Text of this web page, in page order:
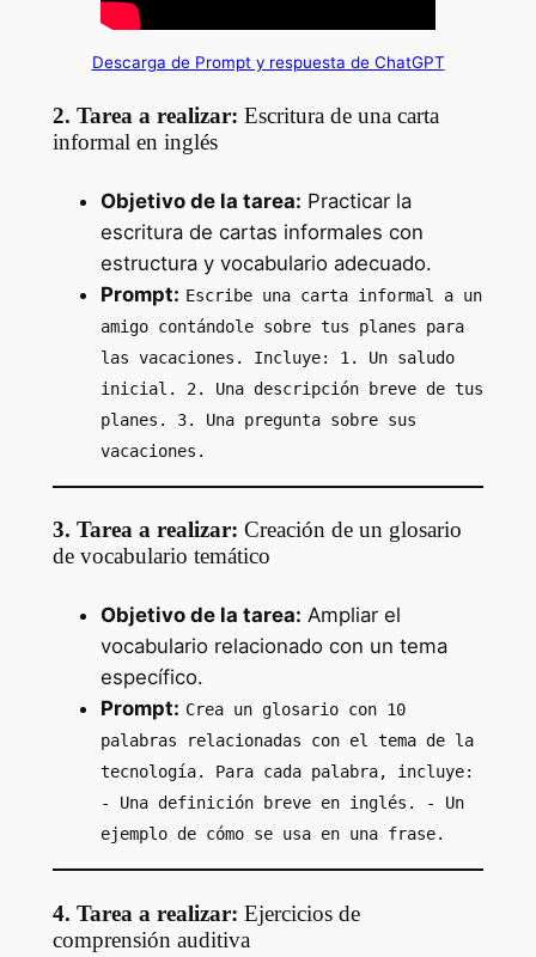
Descarga de Prompt y respuesta de ChatGPT
2. Tarea a realizar: Escritura de una carta
informal en inglés
Objetivo de la tarea: Practicar la
escritura de cartas informales con
estructura y vocabulario adecuado.
Prompt: Escribe una carta informal a un
amigo contándole sobre tus planes para
las vacaciones. Incluye: 1. Un saludo
inicial. 2. Una descripción breve de tus
planes. 3. Una pregunta sobre sus
vacaciones.
3. Tarea a realizar: Creación de un glosario
de vocabulario temático
Objetivo de la tarea: Ampliar el
vocabulario relacionado con un tema
específico.
Prompt: Crea un glosario con 10
palabras relacionadas con el tema de la
tecnología. Para cada palabra, incluye:
- Una definición breve en inglés. - Un
ejemplo de cómo se usa en una frase.
4. Tarea a realizar: Ejercicios de
comprensión auditiva